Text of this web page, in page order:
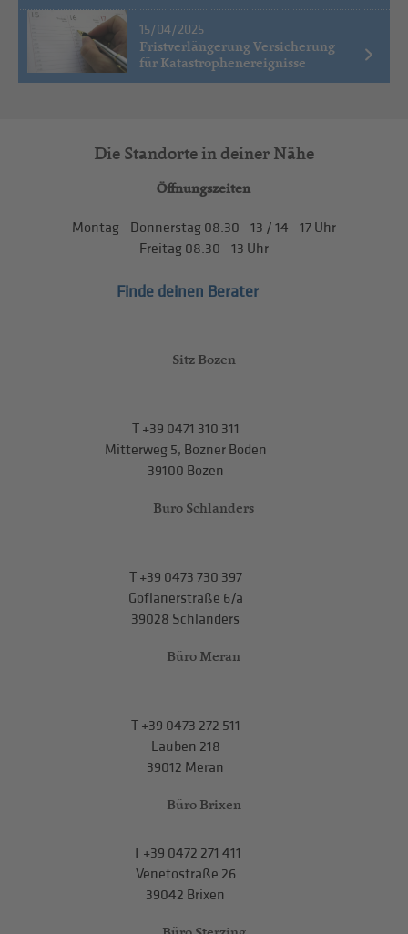
15/04/2025
Fristverlängerung Versicherung
für Katastrophenereignisse
Die Standorte in deiner Nähe
Öffnungszeiten
Montag - Donnerstag 08.30 - 13 / 14 - 17 Uhr
Freitag 08.30 - 13 Uhr
Finde deinen Berater
Sitz Bozen
T+39 0471 310 311
Mitterweg 5, Bozner Boden
39100 Bozen
Büro Schlanders
T+39 0473 730 397
Göflanerstraße 6/a
39028 Schlanders
Büro Meran
T+39 0473 272 511
Lauben 218
39012 Meran
Büro Brixen
T+39 0472 271 411
Venetostraße 26
39042 Brixen